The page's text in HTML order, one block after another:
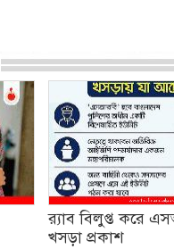
র‌্যাব বিলুপ্ত করে
খসড়া প্রকাশ